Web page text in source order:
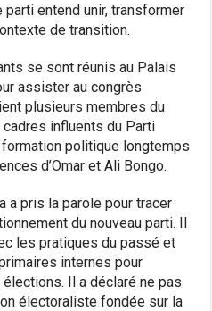
entend unir, transformer
de transition.
se sont réunis au Palais
assister au congrès
plusieurs membres du
cadres influents du Parti
politique longtemps
d’Omar et Ali Bongo.
a pris la parole pour tracer
du nouveau parti. Il
les pratiques du passé et
internes pour
Il a déclaré ne pas
électoraliste fondée sur la